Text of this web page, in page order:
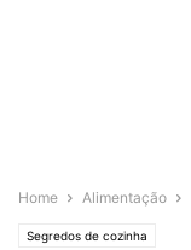
Home Alimentação
Segredos de cozinha